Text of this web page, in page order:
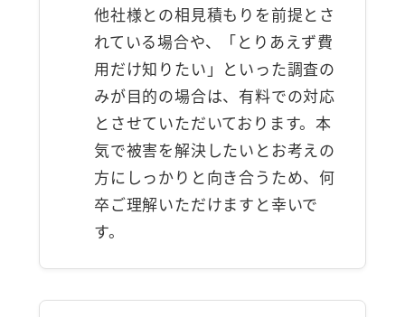
他社様との相見積もりを前提とさ
れている場合や、「とりあえず費
用だけ知りたい」といった調査の
みが目的の場合は、有料での対応
とさせていただいております。本
気で被害を解決したいとお考えの
方にしっかりと向き合うため、何
卒ご理解いただけますと幸いで
す。